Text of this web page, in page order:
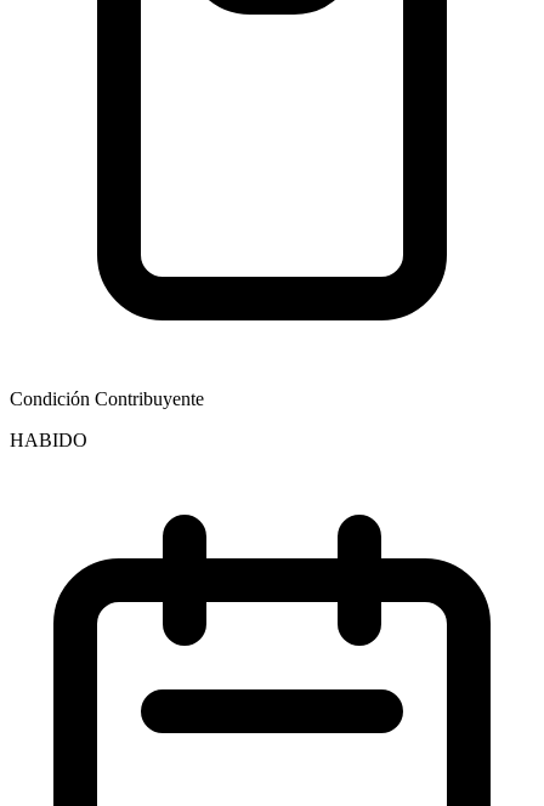
Condición Contribuyente
HABIDO